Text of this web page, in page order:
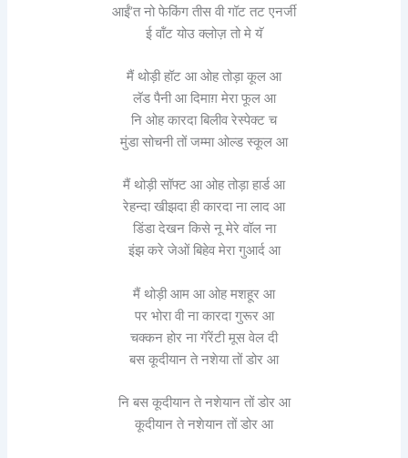
आईं’त नो फेकिंग तीस वी गॉट तट एनर्जी
ई वॉंट योउ क्लोज़ तो मे यॅ
मैं थोड़ी हॉट आ ओह तोड़ा कूल आ
लॅड पैनी आ दिमाग़ मेरा फूल आ
नि ओह कारदा बिलीव रेस्पेक्ट च
मुंडा सोचनी तों जम्मा ओल्ड स्कूल आ
मैं थोड़ी सॉफ्ट आ ओह तोड़ा हार्ड आ
रेहन्दा खीझदा ही कारदा ना लाद आ
डिंडा देखन किसे नू मेरे वॉल ना
इंझ करे जेओं बिहेव मेरा गुआर्द आ
मैं थोड़ी आम आ ओह मशहूर आ
पर भोरा वी ना कारदा गुरूर आ
चक्कन होर ना गॅरेंटी मूस वेल दी
बस कूदीयान ते नशेया तों डोर आ
नि बस कूदीयान ते नशेयान तों डोर आ
कूदीयान ते नशेयान तों डोर आ